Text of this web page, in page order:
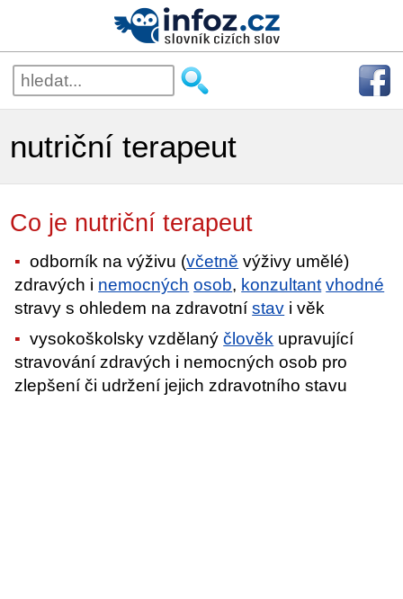
nutriční terapeut
Co je nutriční terapeut
odborník na výživu (včetně výživy umělé)
zdravých i nemocných osob, konzultant vhodné
stravy s ohledem na zdravotnístav i věk
vysokoškolsky vzdělanýčlověk upravující
stravování zdravých i nemocných osob pro
zlepšení či udržení jejich zdravotního stavu